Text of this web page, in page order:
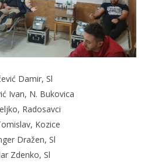
Damir, Sl
Ivan, N. Bukovica
Radosavci
Kozice
Dražen, Sl
Zdenko, Sl